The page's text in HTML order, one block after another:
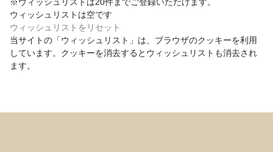
ウィッシュリストは空です
ウィッシュリストをリセット
当サイトの「ウィッシュリスト」は、ブラウザのクッキーを利用
しています。クッキーを消去するとウィッシュリストも消去され
ます。